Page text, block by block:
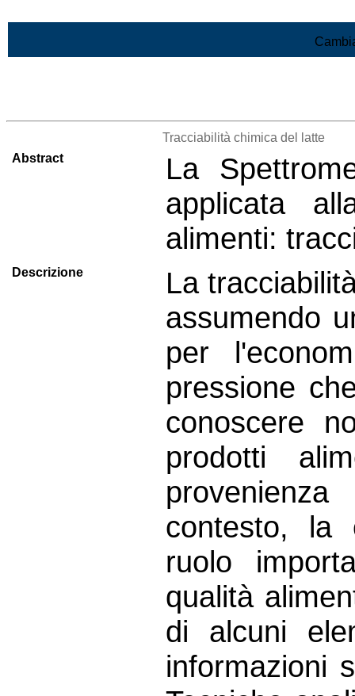
Tracciabilità chimica del latte
Abstract
La
applicata
alimenti:
Descrizione
La
assumendo
per
pressione
conoscere
prodotti
contesto, la
ruolo
qualità
di alcuni
informazioni